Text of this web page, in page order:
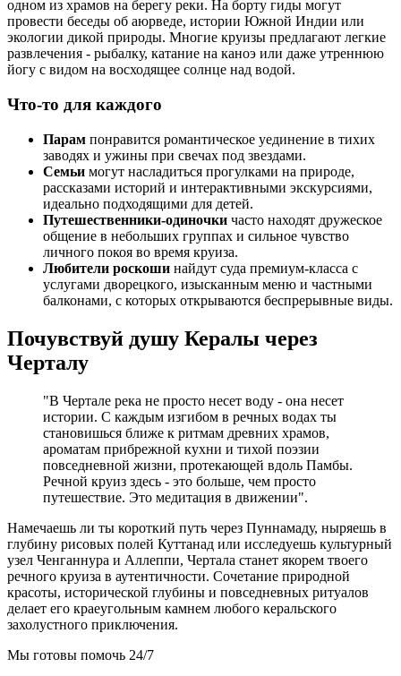
одном из храмов на берегу реки. На борту гиды могут
провести беседы об аюрведе, истории Южной Индии или
экологии дикой природы. Многие круизы предлагают легкие
развлечения - рыбалку, катание на каноэ или даже утреннюю
йогу с видом на восходящее солнце над водой.
Что-то для каждого
Парам понравится романтическое уединение в тихих
заводях и ужины при свечах под звездами.
Семьи могут насладиться прогулками на природе,
рассказами историй и интерактивными экскурсиями,
идеально подходящими для детей.
Путешественники-одиночки часто находят дружеское
общение в небольших группах и сильное чувство
личного покоя во время круиза.
Любители роскоши найдут суда премиум-класса с
услугами дворецкого, изысканным меню и частными
балконами, с которых открываются беспрерывные виды.
Почувствуй душу Кералы через
Черталу
"В Чертале река не просто несет воду - она несет
истории. С каждым изгибом в речных водах ты
становишься ближе к ритмам древних храмов,
ароматам прибрежной кухни и тихой поэзии
повседневной жизни, протекающей вдоль Памбы.
Речной круиз здесь - это больше, чем просто
путешествие. Это медитация в движении".
Намечаешь ли ты короткий путь через Пуннамаду, ныряешь в
глубину рисовых полей Куттанад или исследуешь культурный
узел Ченганнура и Аллеппи, Чертала станет якорем твоего
речного круиза в аутентичности. Сочетание природной
красоты, исторической глубины и повседневных ритуалов
делает его краеугольным камнем любого керальского
захолустного приключения.
Мы готовы помочь 24/7